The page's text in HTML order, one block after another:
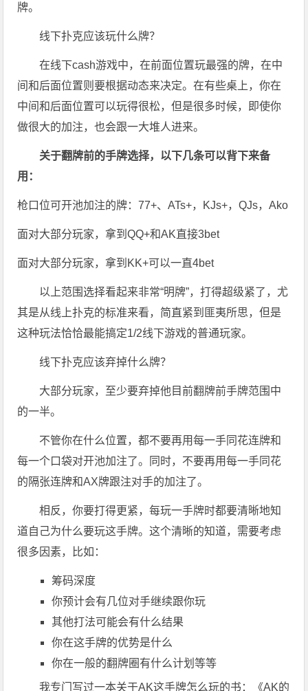
牌。
线下扑克应该玩什么牌？
在线下cash游戏中，在前面位置玩最强的牌，在中
间和后面位置则要根据动态来决定。在有些桌上，你在
中间和后面位置可以玩得很松，但是很多时候，即使你
做很大的加注，也会跟一大堆人进来。
关于翻牌前的手牌选择，以下几条可以背下来备
用：
枪口位可开池加注的牌：77+、ATs+，KJs+，QJs，Ako
面对大部分玩家，拿到QQ+和AK直接3bet
面对大部分玩家，拿到KK+可以一直4bet
以上范围选择看起来非常“明牌”，打得超级紧了，尤
其是从线上扑克的标准来看，简直紧到匪夷所思，但是
这种玩法恰恰最能搞定1/2线下游戏的普通玩家。
线下扑克应该弃掉什么牌？
大部分玩家，至少要弃掉他目前翻牌前手牌范围中
的一半。
不管你在什么位置，都不要再用每一手同花连牌和
每一个口袋对开池加注了。同时，不要再用每一手同花
的隔张连牌和AX牌跟注对手的加注了。
相反，你要打得更紧，每玩一手牌时都要清晰地知
道自己为什么要玩这手牌。这个清晰的知道，需要考虑
很多因素，比如：
筹码深度
你预计会有几位对手继续跟你玩
其他打法可能会有什么结果
你在这手牌的优势是什么
你在一般的翻牌圈有什么计划等等
我专门写过一本关于AK这手牌怎么玩的书：《AK的